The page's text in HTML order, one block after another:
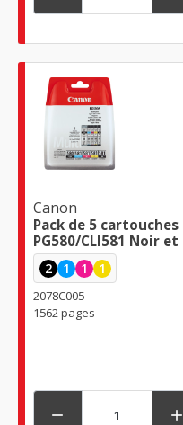
Canon
Pack de 5
PG580/CLI581 Noir
2 1 1 1
2078C005
1562 pages
 